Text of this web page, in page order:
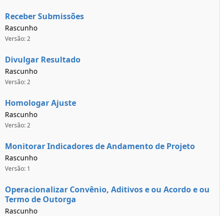
Receber Submissões
Rascunho
Versão: 2
Divulgar Resultado
Rascunho
Versão: 2
Homologar Ajuste
Rascunho
Versão: 2
Monitorar Indicadores de Andamento de Projeto
Rascunho
Versão: 1
Operacionalizar Convênio, Aditivos e ou Acordo e ou
Termo de Outorga
Rascunho